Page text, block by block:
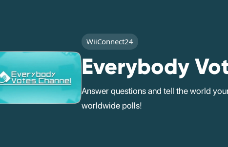
WiiConnect24
Everybody
Answer questions and tell the world
worldwide polls!